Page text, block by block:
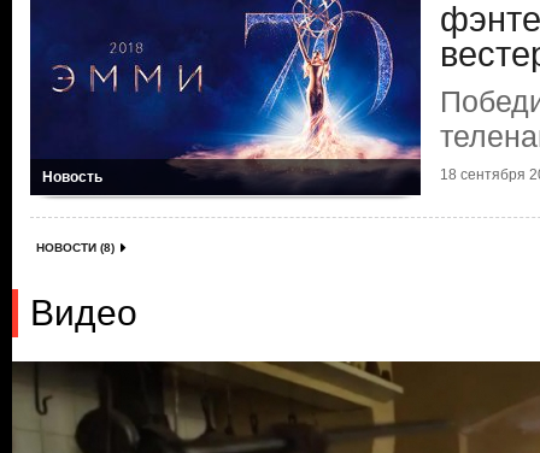
Новость 18 сентября
НОВОСТИ (8)
Видео